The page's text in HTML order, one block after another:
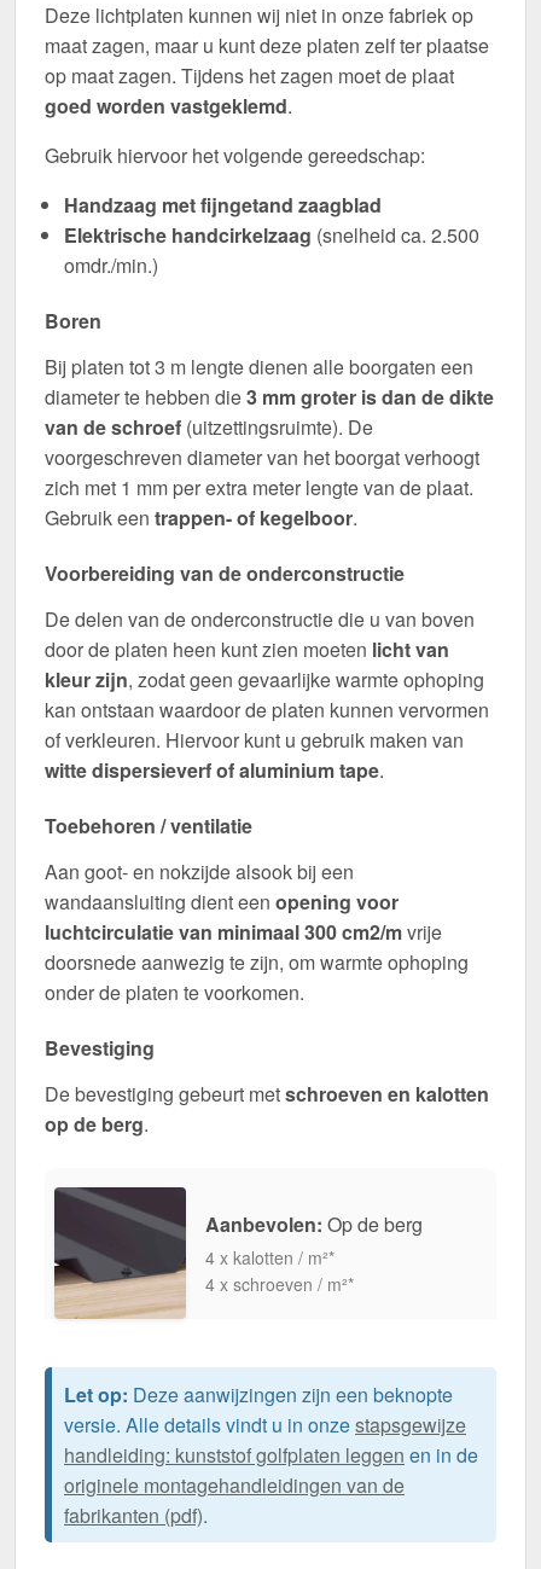
Deze lichtplaten kunnen wij niet in onze fabriek op
maat zagen, maar u kunt deze platen zelf ter plaatse
op maat zagen. Tijdens het zagen moet de plaat
goed worden vastgeklemd.
Gebruik hiervoor het volgende gereedschap:
Handzaag met fijngetand zaagblad
Elektrische handcirkelzaag (snelheid ca. 2.500
omdr./min.)
Boren
Bij platen tot 3 m lengte dienen alle boorgaten een
diameter te hebben die3 mm groter is dan de dikte
van de schroef (uitzettingsruimte). De
voorgeschreven diameter van het boorgat verhoogt
zich met 1 mm per extra meter lengte van de plaat.
Gebruik een trappen- of kegelboor.
Voorbereiding van de onderconstructie
De delen van de onderconstructie die u van boven
door de platen heen kunt zien moeten licht van
kleur zijn, zodat geen gevaarlijke warmte ophoping
kan ontstaan waardoor de platen kunnen vervormen
of verkleuren. Hiervoor kunt u gebruik maken van
witte dispersieverf of aluminium tape.
Toebehoren / ventilatie
Aan goot- en nokzijde alsook bij een
wandaansluiting dient een opening voor
luchtcirculatie van minimaal 300 cm2/mvrije
doorsnede aanwezig te zijn, om warmte ophoping
onder de platen te voorkomen.
Bevestiging
De bevestiging gebeurt metschroeven en kalotten
op de berg.
Aanbevolen: Op de berg
4 x kalotten / m²*
4 x schroeven / m²*
Let op: Deze aanwijzingen zijn een beknopte
versie. Alle details vindt u in onzestapsgewijze
handleiding: kunststof golfplaten leggen en in de
originele montagehandleidingen van de
fabrikanten (pdf).